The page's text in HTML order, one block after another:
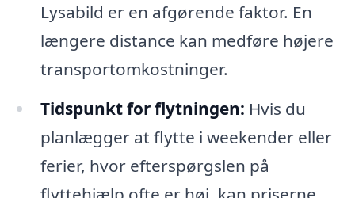
Lysabild er en afgørende faktor. En
længere distance kan medføre højere
transportomkostninger.
Tidspunkt for flytningen: Hvis du
planlægger at flytte i weekender eller
ferier, hvor efterspørgslen på